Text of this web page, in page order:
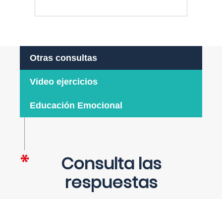
Otras consultas
Video ejercicios
Educación Emocional
Consulta las
respuestas